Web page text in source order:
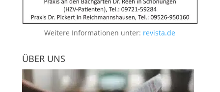
Weitere Informationen unter: revista.de
ÜBER UNS